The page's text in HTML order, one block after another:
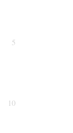
5
10